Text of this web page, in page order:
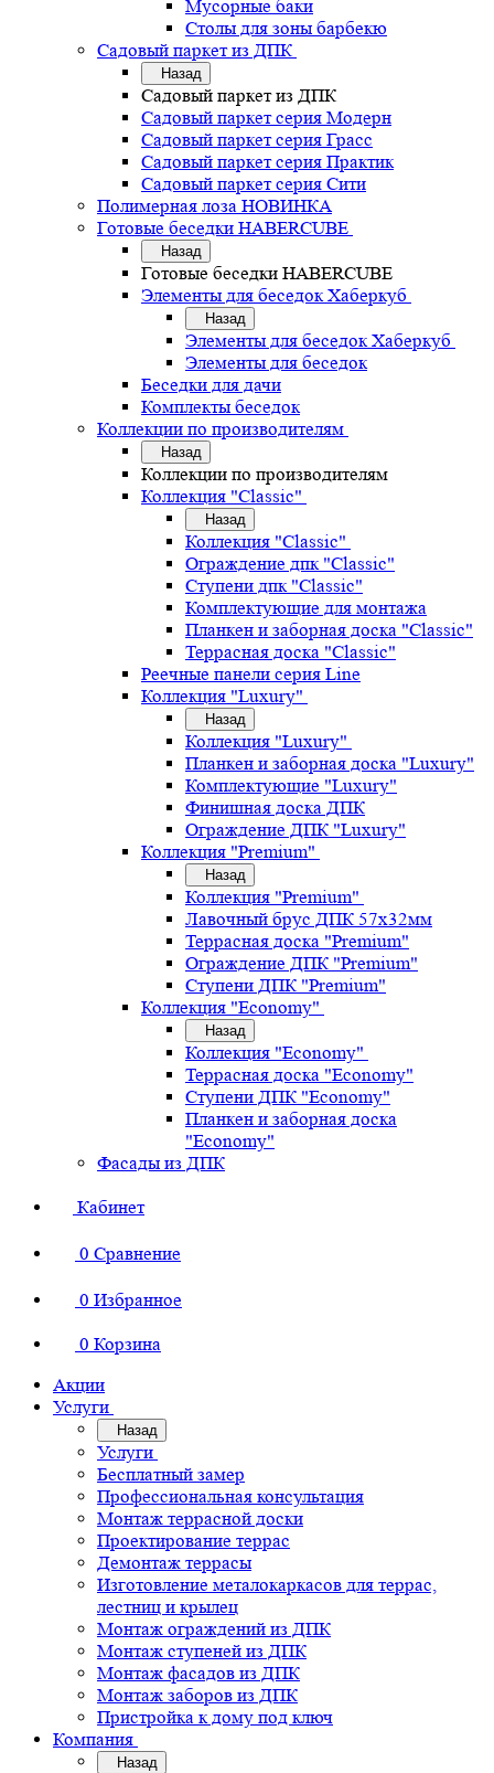
Мусорные баки
Столы для зоны барбекю
Садовый паркет из ДПК
Назад
Садовый паркет из ДПК
Садовый паркет серия Mодерн
Садовый паркет серия Грасс
Садовый паркет серия Практик
Садовый паркет серия Сити
Полимерная лоза НОВИНКА
Готовые беседки HABERCUBE
Назад
Готовые беседки HABERCUBE
Элементы для беседок Хаберкуб
Назад
Элементы для беседок Хаберкуб
Элементы для беседок
Беседки для дачи
Комплекты беседок
Коллекции по производителям
Назад
Коллекции по производителям
Коллекция "Classic"
Назад
Коллекция "Classic"
Ограждение дпк "Classic"
Ступени дпк "Classic"
Комплектующие для монтажа
Планкен и заборная доска "Classic"
Террасная доска "Classic"
Реечные панели серия Line
Коллекция "Luxury"
Назад
Коллекция "Luxury"
Планкен и заборная доска "Luxury"
Комплектующие "Luxury"
Финишная доска ДПК
Ограждение ДПК "Luxury"
Коллекция "Premium"
Назад
Коллекция "Premium"
Лавочный брус ДПК 57х32мм
Террасная доска "Premium"
Ограждение ДПК "Premium"
Ступени ДПК "Premium"
Коллекция "Economy"
Назад
Коллекция "Economy"
Террасная доска "Economy"
Ступени ДПК "Economy"
Планкен и заборная доска
"Economy"
Фасады из ДПК
Кабинет
0 Сравнение
0 Избранное
0 Корзина
Акции
Услуги
Назад
Услуги
Бесплатный замер
Профессиональная консультация
Монтаж террасной доски
Проектирование террас
Демонтаж террасы
Изготовление металокаркасов для террас,
лестниц и крылец
Монтаж ограждений из ДПК
Монтаж ступеней из ДПК
Монтаж фасадов из ДПК
Монтаж заборов из ДПК
Пристройка к дому под ключ
Компания
Назад